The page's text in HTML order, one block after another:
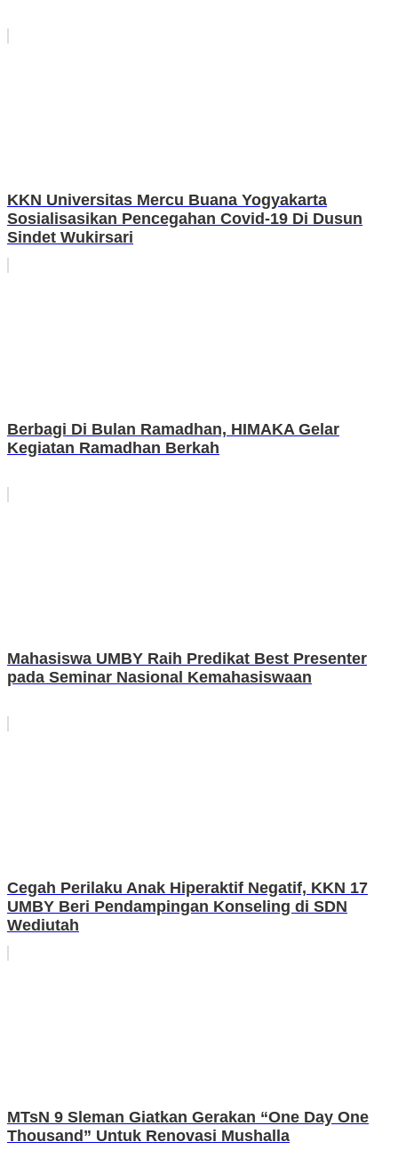
KKN Universitas Mercu Buana Yogyakarta
Sosialisasikan Pencegahan Covid-19 Di Dusun
Sindet Wukirsari
Berbagi Di Bulan Ramadhan, HIMAKA Gelar
Kegiatan Ramadhan Berkah
Mahasiswa UMBY Raih Predikat Best Presenter
pada Seminar Nasional Kemahasiswaan
Cegah Perilaku Anak Hiperaktif Negatif, KKN 17
UMBY Beri Pendampingan Konseling di SDN
Wediutah
MTsN 9 Sleman Giatkan Gerakan “One Day One
Thousand” Untuk Renovasi Mushalla